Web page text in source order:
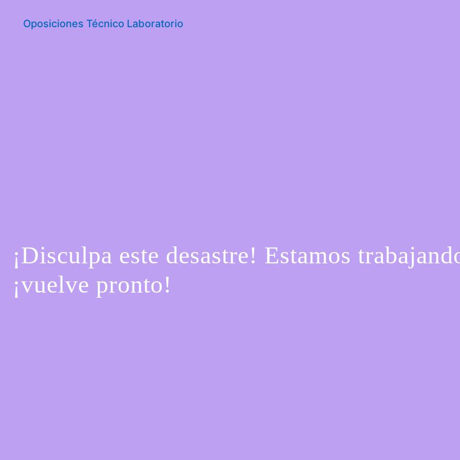
Oposiciones Técnico Laboratorio
¡Disculpa este desastre! Estamos
¡vuelve pronto!